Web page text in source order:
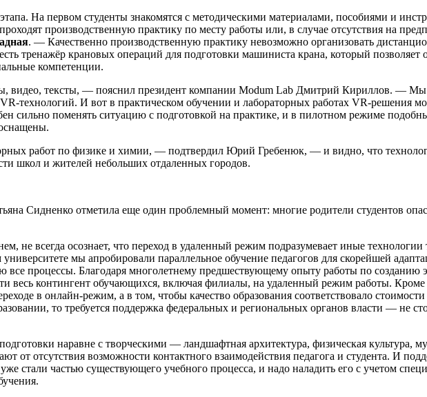
На первом студенты знакомятся с методическими материалами, пособиями и
производственную практику по месту работы или, в случае отсутствия на
. — Качественно производственную практику невозможно организовать
тренажёр крановых операций для подготовки машиниста крана, который позволяет
компетенции.
видео, тексты, — пояснил президент компании Modum Lab Дмитрий Кириллов. — Мы
технологий. И вот в практическом обучении и лабораторных работах VR-решения
сильно поменять ситуацию с подготовкой на практике, и в пилотном режиме
работ по физике и химии, — подтвердил Юрий Гребенюк, — и видно, что
школ и жителей небольших отдаленных городов.
Сидненко отметила еще один проблемный момент: многие родители студентов
не всегда осознает, что переход в удаленный режим подразумевает иные
мы апробировали параллельное обучение педагогов для скорейшей
все процессы. Благодаря многолетнему предшествующему опыту работы по
весь контингент обучающихся, включая филиалы, на удаленный режим работы. Кроме
в онлайн-режим, а в том, чтобы качество образования соответствовало
то требуется поддержка федеральных и региональных органов власти — не
наравне с творческими — ландшафтная архитектура, физическая культура,
от отсутствия возможности контактного взаимодействия педагога и студента. И
стали частью существующего учебного процесса, и надо наладить его с учетом